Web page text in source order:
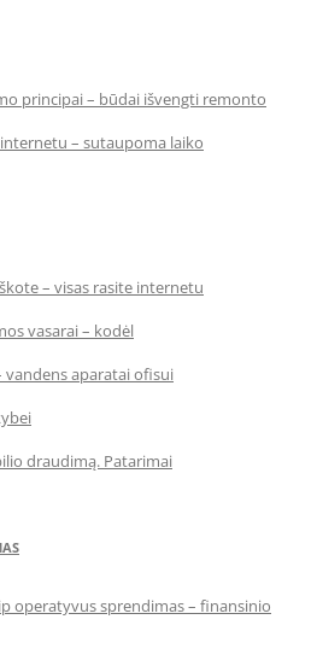
principai – būdai išvengti remonto
– sutaupoma laiko
– visas rasite internetu
vasarai – kodėl
vandens aparatai ofisui
draudimą. Patarimai
operatyvus sprendimas – finansinio